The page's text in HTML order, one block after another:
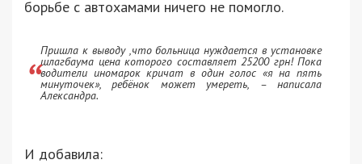
борьбе с автохамами ничего не помогло.
Пришла к выводу ,что больница нуждается в установке
шлагбаума цена которого составляет 25200 грн! Пока
водители иномарок кричат в один голос «я на пять
минуточек», ребёнок может умереть, – написала
Александра.
И добавила: